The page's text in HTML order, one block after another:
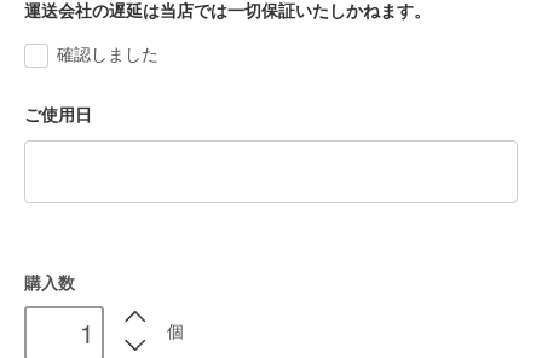
運送会社の遅延は当店では一切保証いたしかねます。
確認しました
ご使用日
購入数
個